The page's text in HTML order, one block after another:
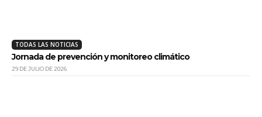
TODAS LAS NOTICIAS
Jornada de prevención y monitoreo climático
29 DE JULIO DE 2026